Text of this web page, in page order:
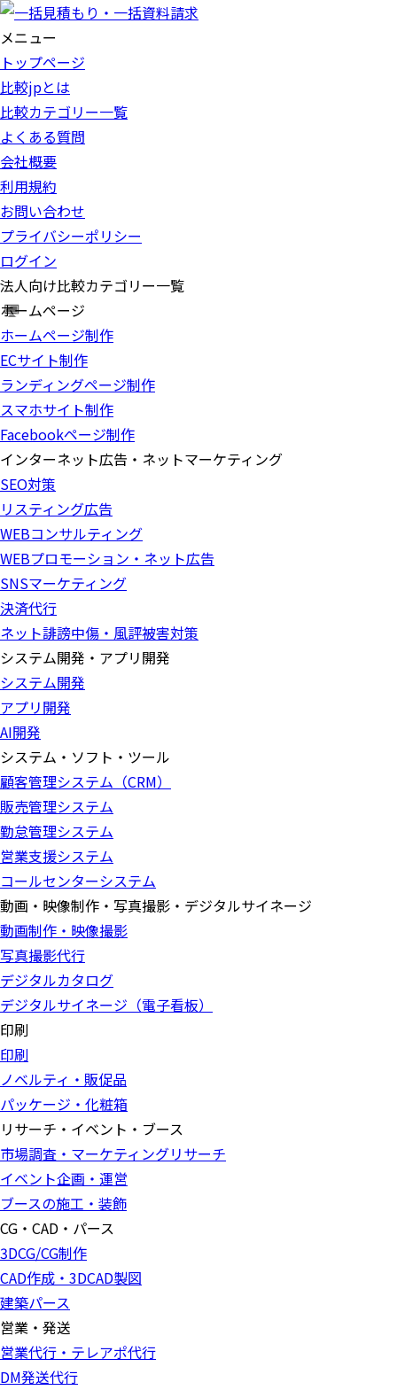
メニュー
トップページ
比較jpとは
比較カテゴリー一覧
よくある質問
会社概要
利用規約
お問い合わせ
プライバシーポリシー
ログイン
法人向け比較カテゴリー一覧
ホームページ
ホームページ制作
ECサイト制作
ランディングページ制作
スマホサイト制作
Facebookページ制作
インターネット広告・ネットマーケティング
SEO対策
リスティング広告
WEBコンサルティング
WEBプロモーション・ネット広告
SNSマーケティング
決済代行
ネット誹謗中傷・風評被害対策
システム開発・アプリ開発
システム開発
アプリ開発
AI開発
システム・ソフト・ツール
顧客管理システム（CRM）
販売管理システム
勤怠管理システム
営業支援システム
コールセンターシステム
動画・映像制作・写真撮影・デジタルサイネージ
動画制作・映像撮影
写真撮影代行
デジタルカタログ
デジタルサイネージ（電子看板）
印刷
印刷
ノベルティ・販促品
パッケージ・化粧箱
リサーチ・イベント・ブース
市場調査・マーケティングリサーチ
イベント企画・運営
ブースの施工・装飾
CG・CAD・パース
3DCG/CG制作
CAD作成・3DCAD製図
建築パース
営業・発送
営業代行・テレアポ代行
DM発送代行